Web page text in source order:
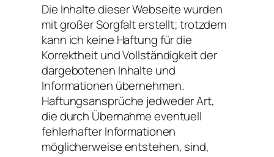
Die Inhalte dieser Webseite wurden
mit großer Sorgfalt erstellt; trotzdem
kann ich keine Haftung für die
Korrektheit und Vollständigkeit der
dargebotenen Inhalte und
Informationen übernehmen.
Haftungsansprüche jedweder Art,
die durch Übernahme eventuell
fehlerhafter Informationen
möglicherweise entstehen, sind,